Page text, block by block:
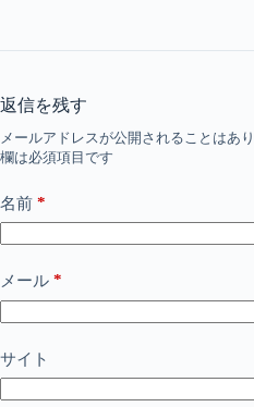
返信を残す
メールアドレスが公開されることはあり
欄は必須項目です
名前 *
メール *
サイト